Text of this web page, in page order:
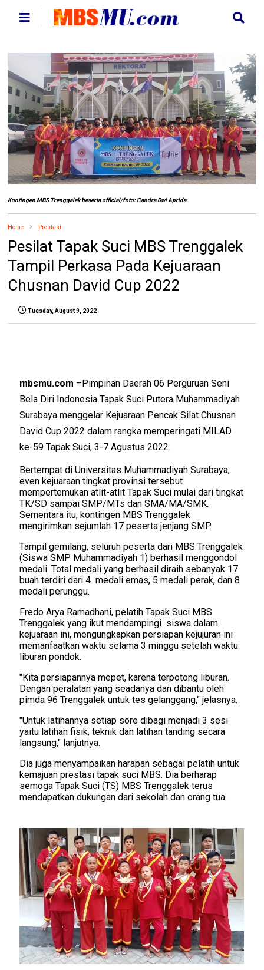
Kontingen MBS Trenggalek beserta official/foto: Candra Dwi Aprida
Home Prestasi
Pesilat Tapak Suci MBS Trenggalek
Tampil Perkasa Pada Kejuaraan
Chusnan David Cup 2022
Tuesday, August 9, 2022
m bsmu.com –Pimpinan Daerah 06 Perguruan Seni
Bela Diri Indonesia Tapak Suci Putera Muhammadiyah
Surabayamenggelar Kejuaraan Pencak Silat Chusnan
David Cup 2022 dalam rangka memperingati MILAD
ke-59 Tapak Suci, 3-7 Agustus 2022.
Bertempat di Universitas Muhammadiyah Surabaya,
even kejuaraan tingkat provinsi tersebut
mempertemukan atlit-atlit Tapak Suci mulai dari tingkat
TK/SD sampai SMP/MTs dan SMA/MA/SMK.
Sementara itu, kontingen MBS Trenggalek
mengirimkan sejumlah 17 peserta jenjang SMP.
Tampil gemilang, seluruh peserta dari MBS Trenggalek
(Siswa SMP Muhammadiyah 1) berhasil menggondol
medali. Total medali yang berhasil diraih sebanyak 17
buah terdiri dari4 medali emas, 5 medali perak, dan 8
medali perunggu.
Fredo Arya Ramadhani, pelatih Tapak Suci MBS
Trenggalek yang ikut mendampingi siswa dalam
kejuaraan ini, mengungkapkan persiapan kejujuran ini
memanfaatkan waktu selama 3 minggu setelah waktu
liburan pondok.
"Kita persiapannya mepet, karena terpotong liburan.
Dengan peralatan yang seadanya dan dibantu oleh
pimda 96 Trenggalek untuk tes gelanggang," jelasnya.
"Untuk latihannya setiap sore dibagi menjadi 3 sesi
yaitu latihan fisik, teknik dan latihan tanding secara
langsung," lanjutnya.
Dia juga menyampaikan harapan sebagai pelatih untuk
kemajuan prestasi tapak suci MBS. Dia berharap
semoga Tapak Suci (TS) MBS Trenggalek terus
mendapatkan dukungan dari sekolah dan orang tua.